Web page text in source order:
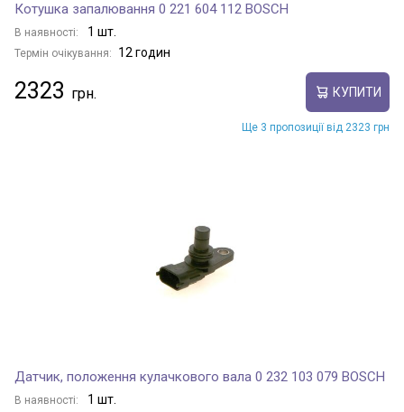
Котушка запалювання 0 221 604 112 BOSCH
В наявності: 1 шт.
Термін очікування: 12 годин
2323 КУПИТИ
Ще 3 пропозиції від 2323 грн
Датчик, положення кулачкового вала 0 232 103 079 BOSCH
В наявності: 1 шт.